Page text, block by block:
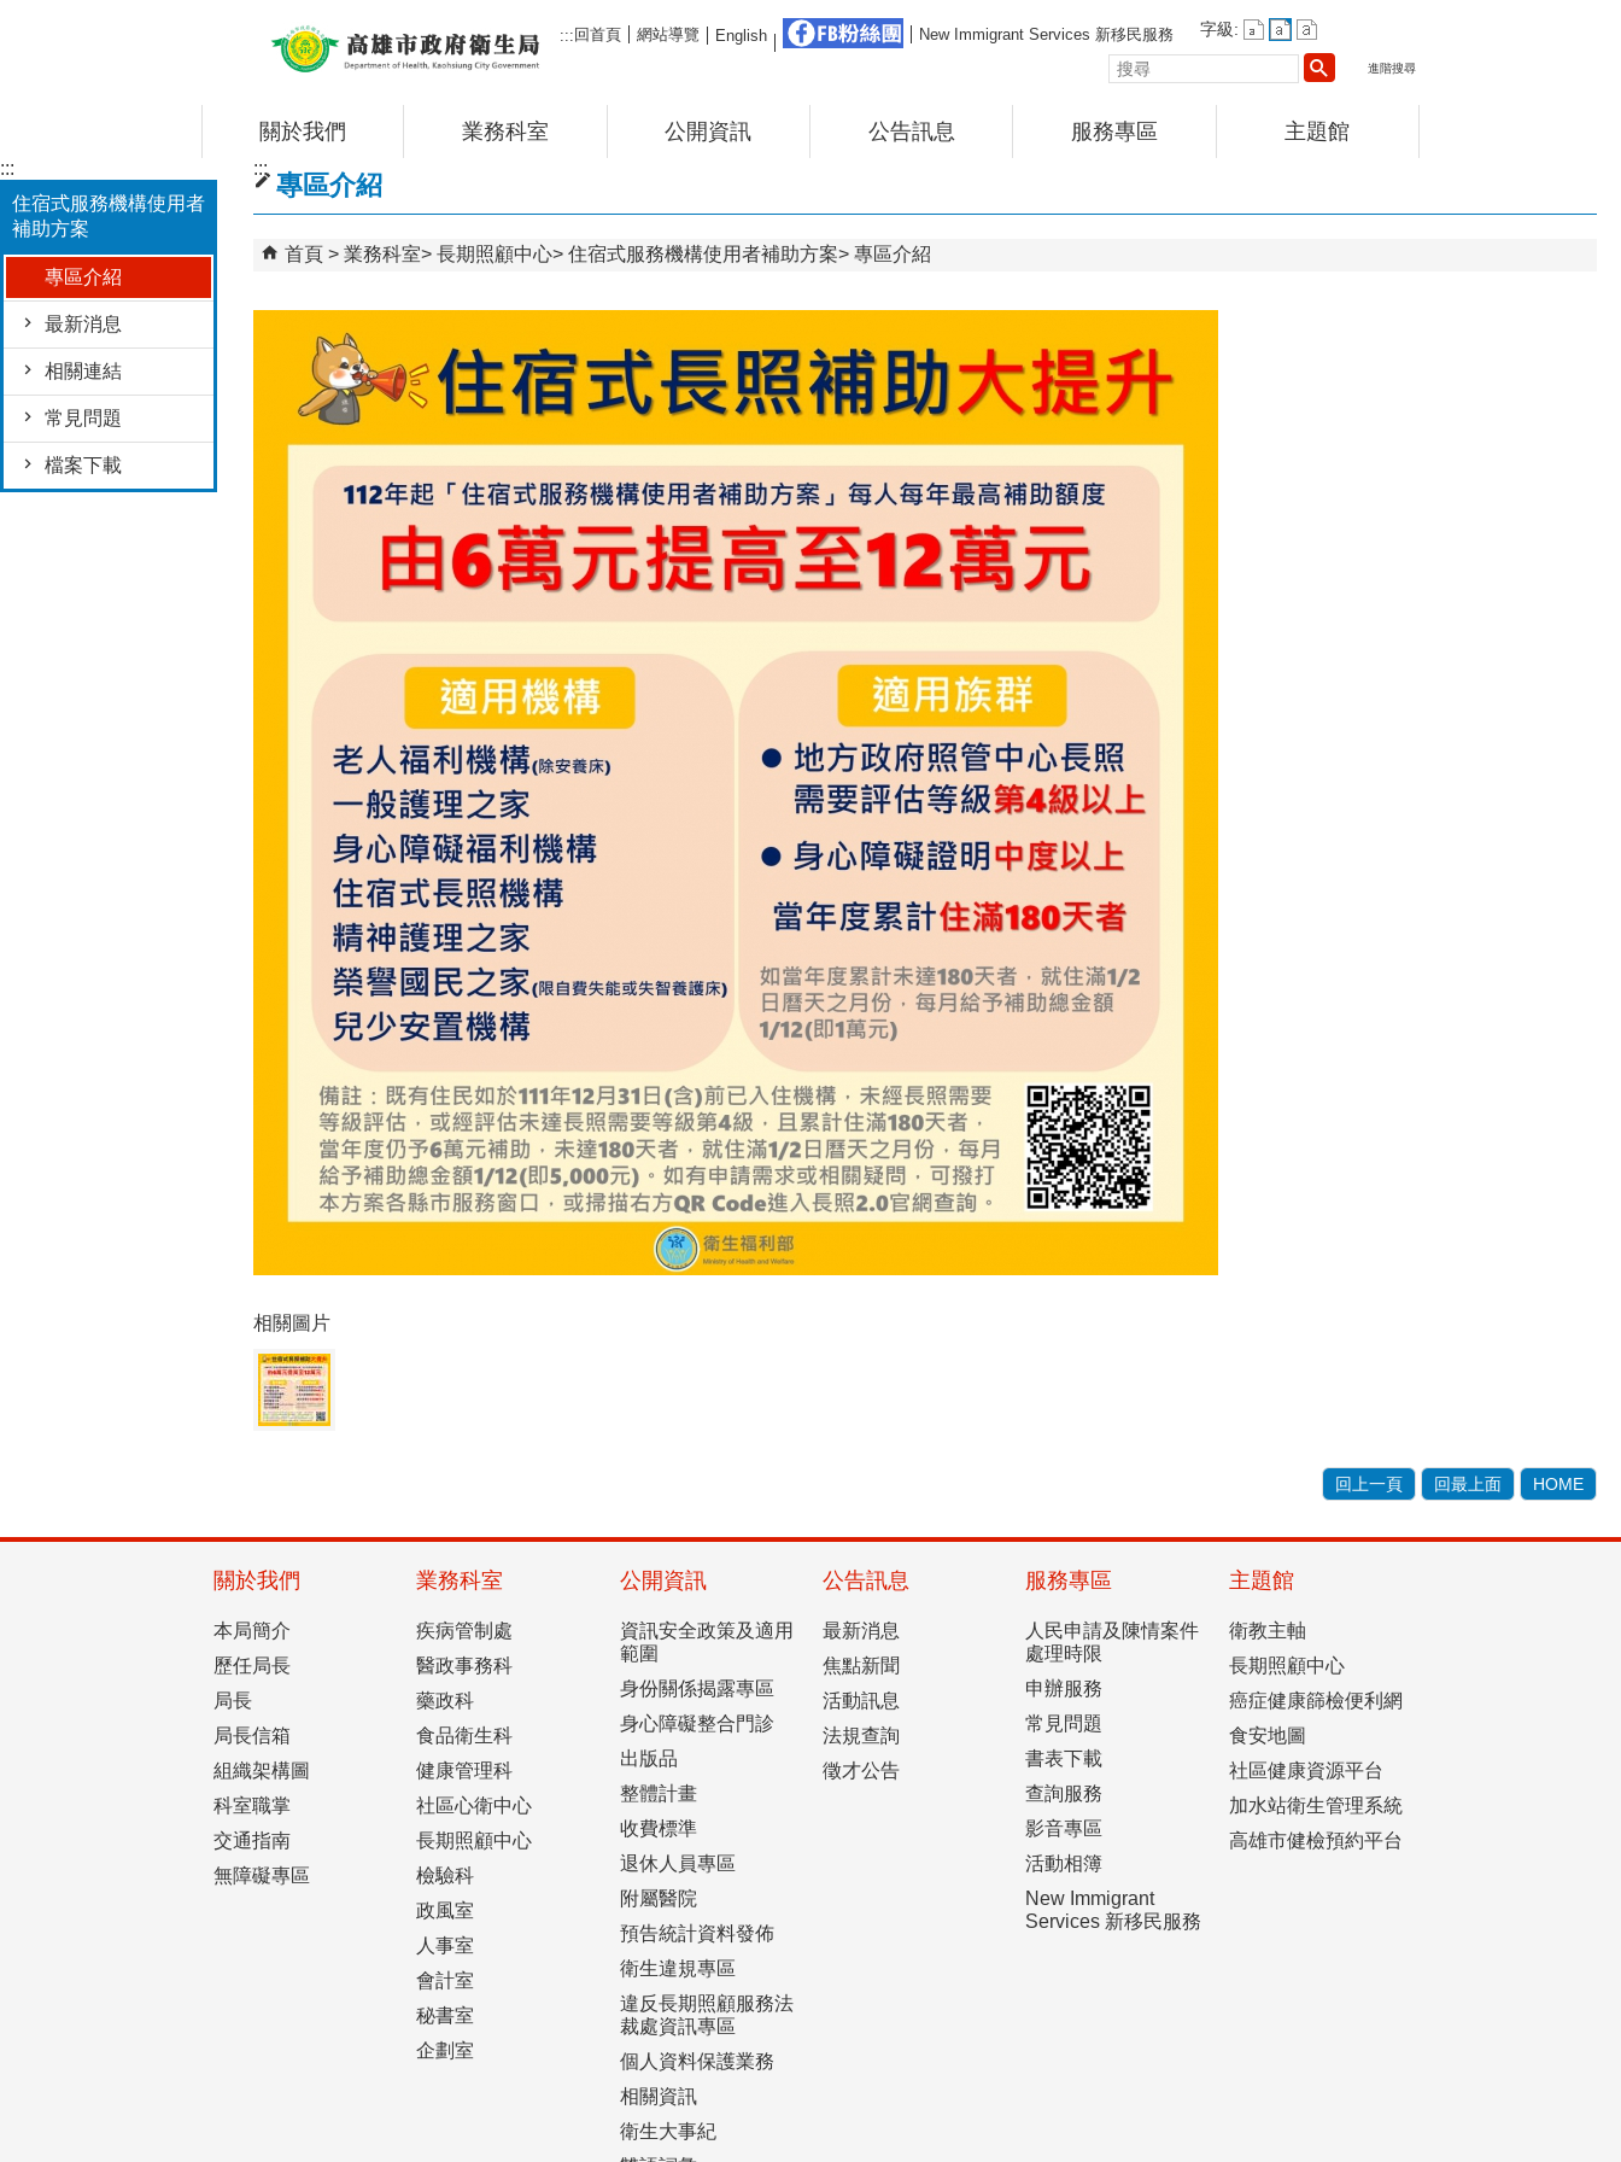
:::回首頁 網站導覽 English FB粉絲團
New Immigrant Services 新移民服務
字級:
尋
進階搜尋
關於我們 業務科室 公開資訊 公告訊息 服務專區 主題館
:::
住宿式服務機構使用者
補助方案
專區介紹
最新消息
相關連結
常見問題
檔案下載
:::
專區介紹
首頁 業務科室 長期照顧中心 住宿式服務機構使用者補助方案 專區介紹
相關圖片
回上一頁 回最上面 HOME
關於我們
本局簡介
歷任局長
局長
局長信箱
組織架構圖
科室職掌
交通指南
無障礙專區
業務科室
疾病管制處
醫政事務科
藥政科
食品衛生科
健康管理科
社區心衛中心
長期照顧中心
檢驗科
政風室
人事室
會計室
秘書室
企劃室
公開資訊
資訊安全政策及適用
範圍
身份關係揭露專區
身心障礙整合門診
出版品
整體計畫
收費標準
退休人員專區
附屬醫院
預告統計資料發佈
衛生違規專區
違反長期照顧服務法
裁處資訊專區
個人資料保護業務
相關資訊
衛生大事紀
公告訊息
最新消息
焦點新聞
活動訊息
法規查詢
徵才公告
服務專區
人民申請及陳情案件
處理時限
申辦服務
常見問題
書表下載
查詢服務
影音專區
活動相簿
New Immigrant
Services 新移民服務
主題館
衛教主軸
長期照顧中心
癌症健康篩檢便利網
食安地圖
社區健康資源平台
加水站衛生管理系統
高雄市健檢預約平台